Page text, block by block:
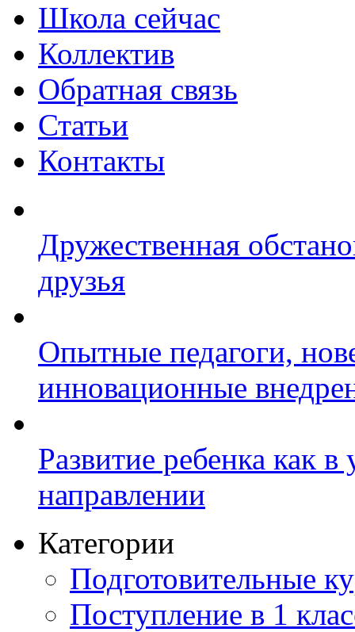
Школа сейчас
Коллектив
Обратная связь
Статьи
Контакты
Дружественная
друзья
Опытные педагоги,
инновационные
Развитие ребенка как
направлении
Категории
Подготовительные
Поступление в 1